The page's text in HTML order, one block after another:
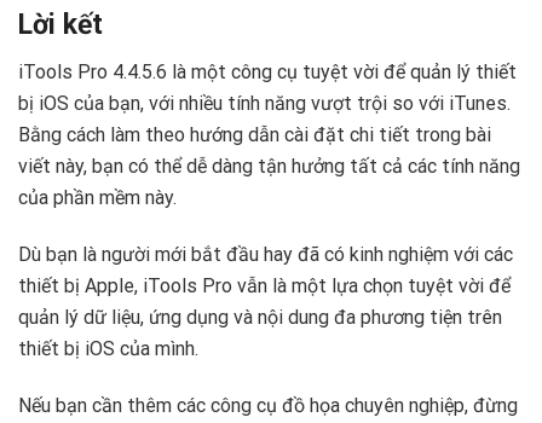
Lời kết
iTools Pro 4.4.5.6 là một công cụ tuyệt vời để quản lý thiết
bị iOS của bạn, với nhiều tính năng vượt trội so với iTunes.
Bằng cách làm theo hướng dẫn cài đặt chi tiết trong bài
viết này, bạn có thể dễ dàng tận hưởng tất cả các tính năng
của phần mềm này.
Dù bạn là người mới bắt đầu hay đã có kinh nghiệm với các
thiết bị Apple, iTools Pro vẫn là một lựa chọn tuyệt vời để
quản lý dữ liệu, ứng dụng và nội dung đa phương tiện trên
thiết bị iOS của mình.
Nếu bạn cần thêm các công cụ đồ họa chuyên nghiệp, đừng